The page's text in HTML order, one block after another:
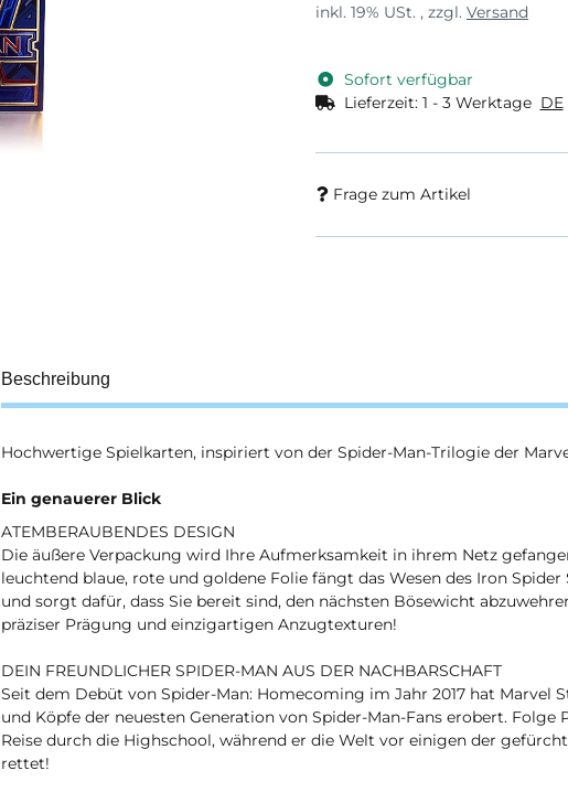
inkl. 19% USt. , zzgl. Versand
Sofort verfügbar
Lieferzeit: 1 - 3 Werktage DE
Frage zum Artikel
Beschreibung
Hochwertige Spielkarten, inspiriert von der Spider-Man-Trilogie der
Ein genauerer Blick
ATEMBERAUBENDES DESIGN
Die äußere Verpackung wird Ihre Aufmerksamkeit in ihrem Netz
leuchtend blaue, rote und goldene Folie fängt das Wesen des Iron
und sorgt dafür, dass Sie bereit sind, den nächsten Bösewicht
präziser Prägung und einzigartigen Anzugtexturen!
DEIN FREUNDLICHER SPIDER-MAN AUS DER NACHBARSCHAFT
Seit dem Debüt von Spider-Man: Homecoming im Jahr 2017 hat Marvel
und Köpfe der neuesten Generation von Spider-Man-Fans erobert. Folge
Reise durch die Highschool, während er die Welt vor einigen der
rettet!